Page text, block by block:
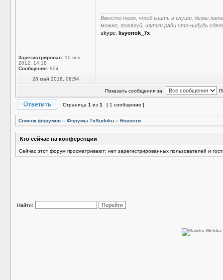
Зарегистрирован: 10 янв
2012, 14:18
Сообщения: 804
Вместо того, чтоб гнить в глуши, дыры
можно, пожалуй, шутки ради что-нибудь
skype: lisyonok_7x
28 май 2016, 06:54
Показать сообщения за:
Страница 1 из 1 [ 1 сообщение ]
Список форумов » Форумы 7xSudoku » Новости
Кто сейчас на конференции
Сейчас этот форум просматривают: нет зарегистрированных пользователей и
Найти: